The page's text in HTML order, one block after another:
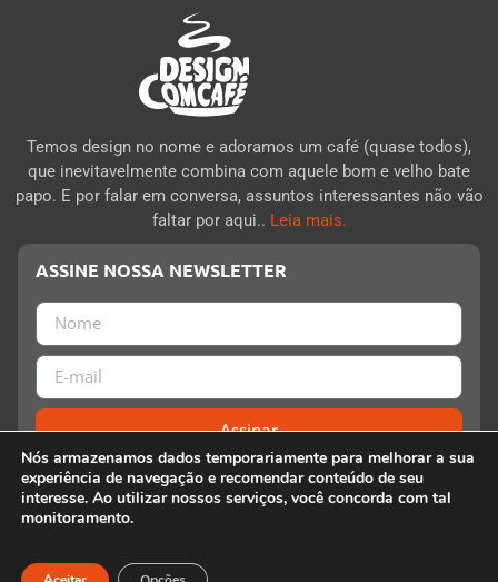
Temos design no nome e adoramos um café (quase todos),
que inevitavelmente combina com aquele bom e velho bate
papo. E por falar em conversa, assuntos interessantes não vão
faltar por aqui.. Leia mais.
ASSINE NOSSA NEWSLETTER
Assinar
© 2020 Design com Café - Blog sobre design, criatividade, comunicação e
empreendedorismo.
Nós armazenamos dados temporariamente para melhorar a sua
experiência de navegação e recomendar conteúdo de seu
interesse. Ao utilizar nossos serviços, você concorda com tal
monitoramento.